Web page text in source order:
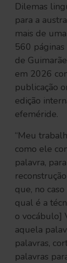
Dilemas
para a
mais de
560 páginas
de
em 2026
publicação
edição
efeméride.
“Meu
como ele
palavra,
que, no
qual é a
o vocábulo]
aquela
palavras,
palavras